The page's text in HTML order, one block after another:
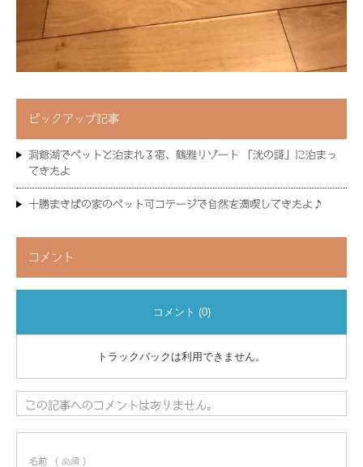
ピックアップ記事
洞爺湖でペットと泊まれる宿、鶴雅リゾート 「洸の謌」に泊まっ
てきたよ
十勝まきばの家のペット可コテージで自然を満喫してきたよ♪
コメント
コメント (0)
トラックバックは利用できません。
この記事へのコメントはありません。
名前 ( 必須 )